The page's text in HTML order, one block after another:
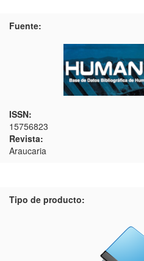
Fuente:
ISSN:
15756823
Revista:
Araucaria
Tipo de producto: